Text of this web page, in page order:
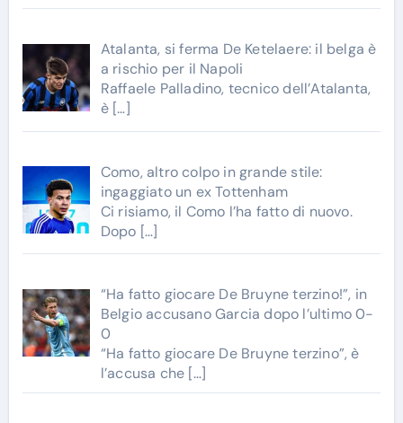
Atalanta, si ferma De Ketelaere: il belga è
a rischio per il Napoli
Raffaele Palladino, tecnico dell’Atalanta,
è […]
Como, altro colpo in grande stile:
ingaggiato un ex Tottenham
Ci risiamo, il Como l’ha fatto di nuovo.
Dopo […]
“Ha fatto giocare De Bruyne terzino!”, in
Belgio accusano Garcia dopo l’ultimo 0-
0
“Ha fatto giocare De Bruyne terzino”, è
l’accusa che […]